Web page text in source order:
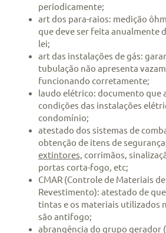
periodicamente;
art dos para-raios: medição
que deve ser feita anualmente
lei;
art das instalações de gás:
tubulação não apresenta
funcionando corretamente;
laudo elétrico: documento que
condições das instalações
condomínio;
atestado dos sistemas de
obtenção de itens de
extintores, corrimãos,
portas corta-fogo, etc;
CMAR (Controle de Materiais
Revestimento): atestado de
tintas e os materiais utilizados
são antifogo;
abrangência do grupo gerador